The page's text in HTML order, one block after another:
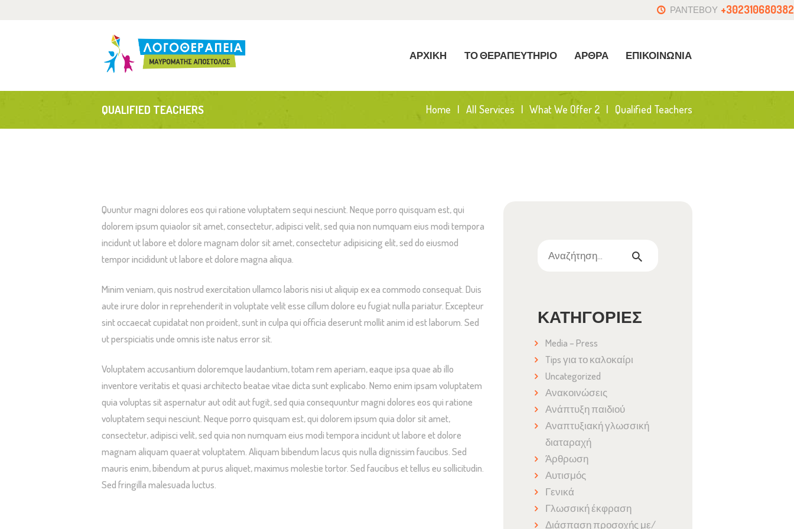
ΡΑΝΤΕΒΟΥ +302310680382
ΑΡΧΙΚΗ ΤΟ ΘΕΡΑΠΕΥΤΗΡΙΟ ΑΡΘΡΑ ΕΠΙΚΟΙΝΩΝΙΑ
QUALIFIED TEACHERS Home All Services What We Offer 2 Qualified Teachers
ΤΟ ΘΕΡΑΠΕΥΤΗΡΙΟ
ΑΡΘΡΑ
ΕΠΙΚΟΙΝΩΝΙΑ
Quuntur magni dolores eos qui ratione voluptatem sequi nesciunt. Neque porro quisquam est, qui
dolorem ipsum quiaolor sit amet, consectetur, adipisci velit, sed quia non numquam eius modi tempora
incidunt ut labore et dolore magnam dolor sit amet, consectetur adipisicing elit, sed do eiusmod
tempor incididunt ut labore et dolore magna aliqua.
Minim veniam, quis nostrud exercitation ullamco laboris nisi ut aliquip ex ea commodo consequat. Duis
aute irure dolor in reprehenderit in voluptate velit esse cillum dolore eu fugiat nulla pariatur. Excepteur
sint occaecat cupidatat non proident, sunt in culpa qui officia deserunt mollit anim id est laborum. Sed
ut perspiciatis unde omnis iste natus error sit.
Voluptatem accusantium doloremque laudantium, totam rem aperiam, eaque ipsa quae ab illo
inventore veritatis et quasi architecto beatae vitae dicta sunt explicabo. Nemo enim ipsam voluptatem
quia voluptas sit aspernatur aut odit aut fugit, sed quia consequuntur magni dolores eos qui ratione
voluptatem sequi nesciunt. Neque porro quisquam est, qui dolorem ipsum quia dolor sit amet,
consectetur, adipisci velit, sed quia non numquam eius modi tempora incidunt ut labore et dolore
magnam aliquam quaerat voluptatem. Aliquam bibendum lacus quis nulla dignissim faucibus. Sed
mauris enim, bibendum at purus aliquet, maximus molestie tortor. Sed faucibus et tellus eu sollicitudin.
Sed fringilla malesuada luctus.
ΚΑΤΗΓΟΡΊΕΣ
Media – Press
Tips για το καλοκαίρι
Uncategorized
Ανακοινώσεις
Ανάπτυξη παιδιού
Αναπτυξιακή γλωσσική
διαταραχή
Άρθρωση
Αυτισμός
Γενικά
Γλωσσική έκφραση
Διάσπαση προσοχής με/